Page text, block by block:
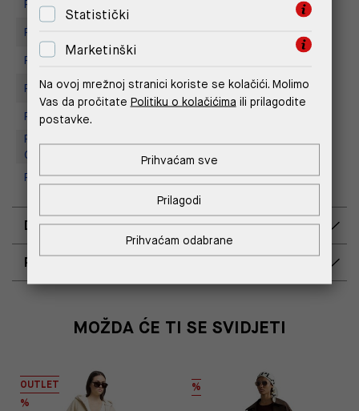
Replay Store, Joker Centar
Replay store, Arena centar
Replay Store, Mall of Split
Replay store, Tower Centar
Replay Store, Supernova Zadar
Replay Outlet Store, Designer
Outlet Croatia
Replay Outlet Store, Split
DOSTAVA
POVRAT I ZAMJENA
MOŽDA ĆE TI SE SVIDJETI
OUTLET
%
%
Statistički
Marketinški
Na ovoj mrežnoj stranici koriste se kolačići. Molimo
Vas da pročitate Politiku o kolačićima ili prilagodite
postavke.
Prihvaćam odabrane
Prilagodi
Prihvaćam sve